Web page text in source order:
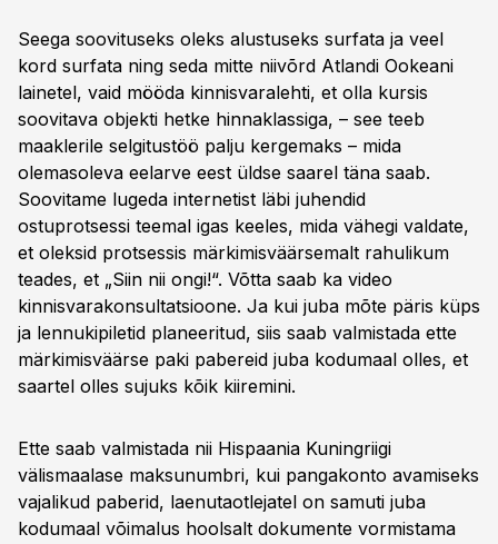
Seega soovituseks oleks alustuseks surfata ja veel
kord surfata ning seda mitte niivõrd Atlandi Ookeani
lainetel, vaid mööda kinnisvaralehti, et olla kursis
soovitava objekti hetke hinnaklassiga, – see teeb
maaklerile selgitustöö palju kergemaks – mida
olemasoleva eelarve eest üldse saarel täna saab.
Soovitame lugeda internetist läbi juhendid
ostuprotsessi teemal igas keeles, mida vähegi valdate,
et oleksid protsessis märkimisväärsemalt rahulikum
teades, et „Siin nii ongi!“. Võtta saab ka video
kinnisvarakonsultatsioone. Ja kui juba mõte päris küps
ja lennukipiletid planeeritud, siis saab valmistada ette
märkimisväärse paki pabereid juba kodumaal olles, et
saartel olles sujuks kõik kiiremini.
Ette saab valmistada nii Hispaania Kuningriigi
välismaalase maksunumbri, kui pangakonto avamiseks
vajalikud paberid, laenutaotlejatel on samuti juba
kodumaal võimalus hoolsalt dokumente vormistama